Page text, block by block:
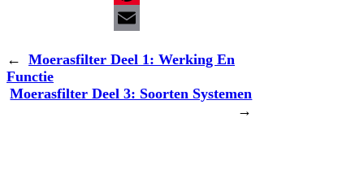
Pinterest
← Moerasfilter Deel 1: Werking En
Functie
Moerasfilter Deel 3: Soorten Systemen
→